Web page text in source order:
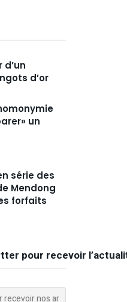
d’or
un
série des
Mendong
forfaits
pour recevoir